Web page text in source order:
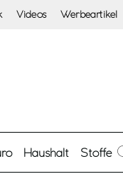
Videos Werbeartikel
Haushalt Stoffe